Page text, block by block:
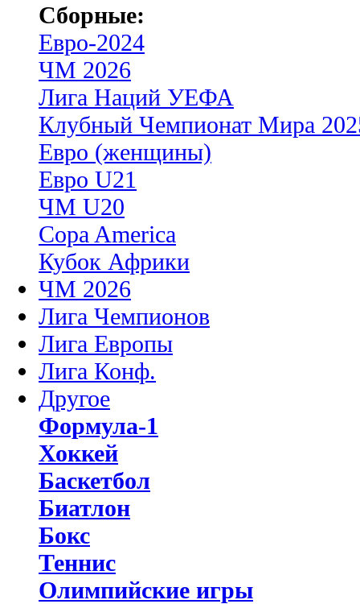
Сборные:
Евро-2024
ЧМ 2026
Лига Наций УЕФА
Клубный Чемпионат Мира
Евро (женщины)
Евро U21
ЧМ U20
Copa America
Кубок Африки
ЧМ 2026
Лига Чемпионов
Лига Европы
Лига Конф.
Другое
Формула-1
Хоккей
Баскетбол
Биатлон
Бокс
Теннис
Олимпийские игры